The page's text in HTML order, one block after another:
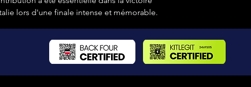
lors d'une finale intense et mémorable.